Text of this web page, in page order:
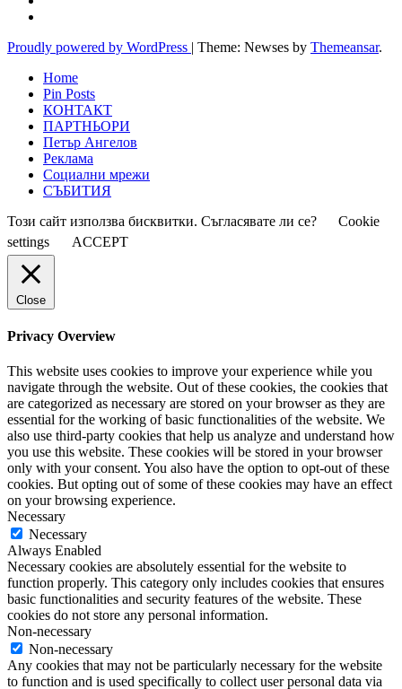
Proudly powered by WordPress | Theme: Newses by Themeansar.
Home
Pin Posts
КОНТАКТ
ПАРТНЬОРИ
Петър Ангелов
Реклама
Социални мрежи
СЪБИТИЯ
Този сайт използва бисквитки. Съгласявате ли се?
Cookie
settings
ACCEPT
Close
Privacy Overview
This website uses cookies to improve your experience while you
navigate through the website. Out of these cookies, the cookies that
are categorized as necessary are stored on your browser as they are
essential for the working of basic functionalities of the website. We
also use third-party cookies that help us analyze and understand how
you use this website. These cookies will be stored in your browser
only with your consent. You also have the option to opt-out of these
cookies. But opting out of some of these cookies may have an effect
on your browsing experience.
Necessary
Necessary
Always Enabled
Necessary cookies are absolutely essential for the website to
function properly. This category only includes cookies that ensures
basic functionalities and security features of the website. These
cookies do not store any personal information.
Non-necessary
Non-necessary
Any cookies that may not be particularly necessary for the website
to function and is used specifically to collect user personal data via